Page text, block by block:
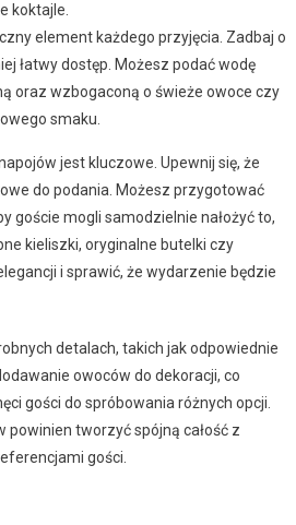
koktajle.
element każdego przyjęcia. Zadbaj o
łatwy dostęp. Możesz podać wodę
oraz wzbogaconą o świeże owoce czy
smaku.
jest kluczowe. Upewnij się, że
do podania. Możesz przygotować
goście mogli samodzielnie nałożyć to,
kieliszki, oryginalne butelki czy
i sprawić, że wydarzenie będzie
detalach, takich jak odpowiednie
owoców do dekoracji, co
gości do spróbowania różnych opcji.
powinien tworzyć spójną całość z
gości.